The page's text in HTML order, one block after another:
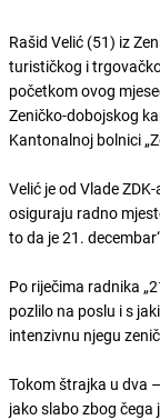
Rašid Velić (51) iz
turističkog i
početkom ovog
Zeničko-dobojskog
Kantonalnoj bolnici
Velić je od Vlade
osiguraju radno
to da je 21.
Po riječima radnika
pozlilo na poslu i s
intenzivnu njegu
Tokom štrajka u dva
jako slabo zbog